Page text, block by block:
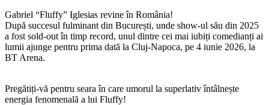
Gabriel “Fluffy” Iglesias revine în România!
După succesul fulminant din București, unde show-ul său din 2025
a fost sold-out în timp record, unul dintre cei mai iubiți comedianți ai
lumii ajunge pentru prima dată la Cluj-Napoca, pe 4 iunie 2026, la
BT Arena.
Pregătiți-vă pentru seara în care umorul la superlativ întâlnește
energia fenomenală a lui Fluffy!